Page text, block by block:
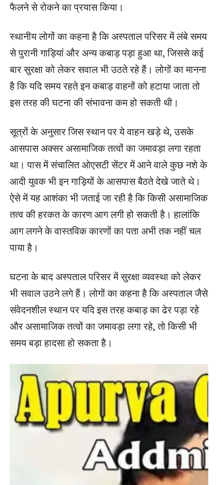
फैलने से रोकने का प्रयास किया।
स्थानीय लोगों का कहना है कि अस्पताल परिसर में लंबे समय
से पुरानी गाड़ियां और अन्य कबाड़ पड़ा हुआ था, जिससे कई
बार सुरक्षा को लेकर सवाल भी उठते रहे हैं। लोगों का मानना
है कि यदि समय रहते इन कबाड़ वाहनों को हटाया जाता तो
इस तरह की घटना की संभावना कम हो सकती थी।
सूत्रों के अनुसार जिस स्थान पर ये वाहन खड़े थे, उसके
आसपास अक्सर असामाजिक तत्वों का जमावड़ा लगा रहता
था। पास में संचालित ओएसटी सेंटर में आने वाले कुछ नशे के
आदी युवक भी इन गाड़ियों के आसपास बैठते देखे जाते थे।
ऐसे में यह आशंका भी जताई जा रही है कि किसी असामाजिक
तत्व की हरकत के कारण आग लगी हो सकती है। हालांकि
आग लगने के वास्तविक कारणों का पता अभी तक नहीं चल
पाया है।
घटना के बाद अस्पताल परिसर में सुरक्षा व्यवस्था को लेकर
भी सवाल उठने लगे हैं। लोगों का कहना है कि अस्पताल जैसे
संवेदनशील स्थान पर यदि इस तरह कबाड़ का ढेर पड़ा रहे
और असामाजिक तत्वों का जमावड़ा लगा रहे, तो किसी भी
समय बड़ा हादसा हो सकता है।